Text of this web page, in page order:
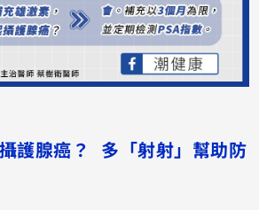
攝護腺癌？ 多「射射」幫助防